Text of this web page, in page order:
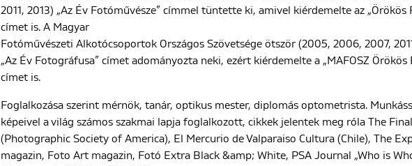
2011, 2013) „Az Év Fotóművésze” címmel tüntette ki, amivel kiérdemelte az „Örökös
címet is. A Magyar
Fotóművészeti Alkotócsoportok Országos Szövetsége ötször (2005, 2006, 2007,
„Az Év Fotográfusa” címet adományozta neki, ezért kiérdemelte a „MAFOSZ Örökös
címet is.
Foglalkozása szerint mérnök, tanár, optikus mester, diplomás optometrista.
képeivel a világ számos szakmai lapja foglalkozott, cikkek jelentek meg róla The
(Photographic Society of America), El Mercurio de Valparaiso Cultura (Chile), The
magazin, Foto Art magazin, Fotó Extra Black &amp; White, PSA Journal „Who is